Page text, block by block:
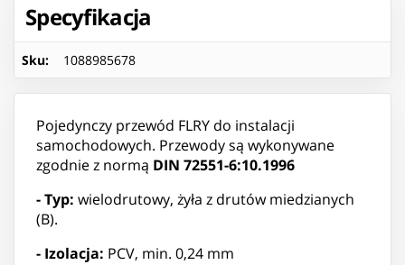
Specyfikacja
Sku: 1088985678
Pojedynczy przewód FLRY do instalacji
samochodowych. Przewody są wykonywane
zgodnie z normą DIN 72551-6:10.1996
- Typ: wielodrutowy, żyła z drutów miedzianych
(B).
- Izolacja: PCV, min. 0,24 mm